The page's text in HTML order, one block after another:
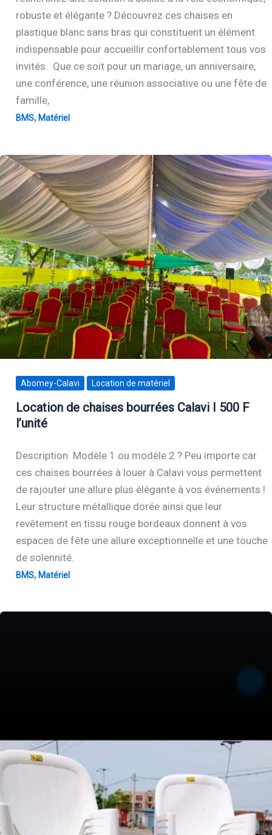
robuste et élégante ? Découvrez ces chaises en
plastique blanc sans bras qui constituent un élément
indispensable pour accueillir confortablement tous vos
invités. Que ce soit pour un mariage, un anniversaire,
une conférence, une réunion associative ou une fête de
famille,
BMS, Matériel
Abomey-Calavi Location de matériel
Location de chaises bourrées Calavi I 500 F
l’unité
Description Modèle 1 ou modèle 2 ? Peu importe car
ces chaises bourrées à louer à Calavi vous permettent
de rajouter une allure plus élégante à vos événements !
Leur structure métallique dorée ainsi que leur
revêtement en tissu rouge bordeaux donnent à vos
espaces de fête une allure exceptionnelle et une touche
de solennité.
BMS, Matériel